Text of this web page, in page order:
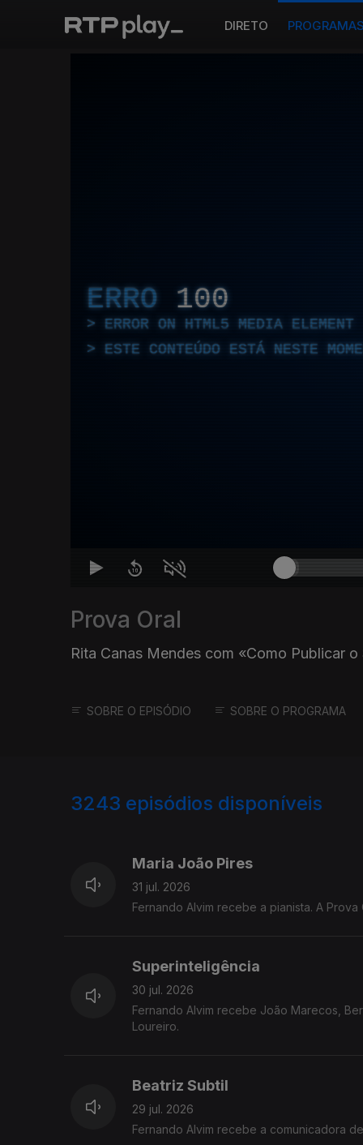
DIRETO PROGRAMAS
ERRO 100
ERROR ON HTML5 MEDIA ELEMENT
ESTE CONTEÚDO ESTÁ NESTE
Prova Oral
Rita Canas Mendes com «Como Publicar o
SOBRE O EPISÓDIO SOBRE O PROGRAMA
3243 episódios disponíveis
Maria João Pires
31 jul. 2026
Fernando Alvim recebe a pianista. A
Superinteligência
30 jul. 2026
Fernando Alvim recebe João Marecos,
Loureiro.
Beatriz Subtil
29 jul. 2026
Fernando Alvim recebe a comunicadora